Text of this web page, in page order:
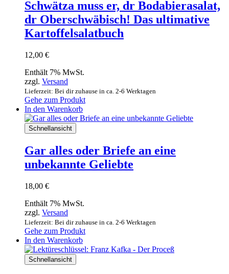
Schwätza muss er, dr Bodabierasalat,
dr Oberschwäbisch! Das ultimative
Kartoffelsalatbuch
12,00 €
Enthält 7% MwSt.
zzgl. Versand
Lieferzeit: Bei dir zuhause in ca. 2-6 Werktagen
Gehe zum Produkt
In den Warenkorb
Schnellansicht
Gar alles oder Briefe an eine
unbekannte Geliebte
18,00 €
Enthält 7% MwSt.
zzgl. Versand
Lieferzeit: Bei dir zuhause in ca. 2-6 Werktagen
Gehe zum Produkt
In den Warenkorb
Schnellansicht